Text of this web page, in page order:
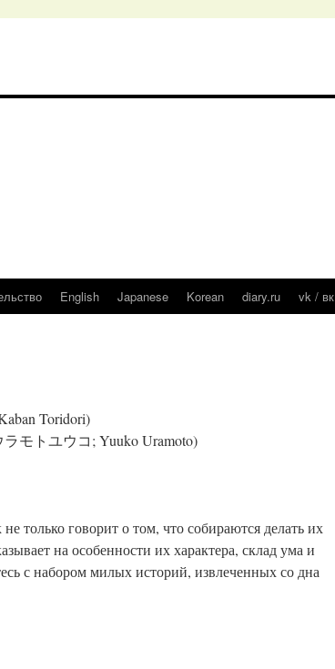
English Japanese Korean diary.ru vk / вк
Toridori)
モトユウコ; Yuuko Uramoto)
только говорит о том, что собираются делать их
на особенности их характера, склад ума и
с набором милых историй, извлеченных со дна